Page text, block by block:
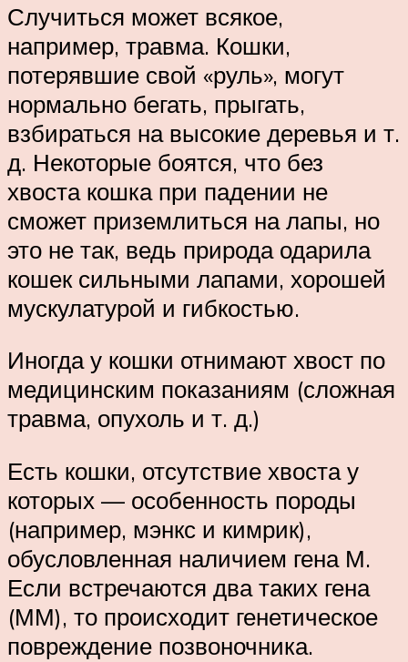
Случиться может всякое,
например, травма. Кошки,
потерявшие свой «руль», могут
нормально бегать, прыгать,
взбираться на высокие деревья и т.
д. Некоторые боятся, что без
хвоста кошка при падении не
сможет приземлиться на лапы, но
это не так, ведь природа одарила
кошек сильными лапами, хорошей
мускулатурой и гибкостью.
Иногда у кошки отнимают хвост по
медицинским показаниям (сложная
травма, опухоль и т. д.)
Есть кошки, отсутствие хвоста у
которых — особенность породы
(например, мэнкс и кимрик),
обусловленная наличием гена М.
Если встречаются два таких гена
(ММ), то происходит генетическое
повреждение позвоночника.